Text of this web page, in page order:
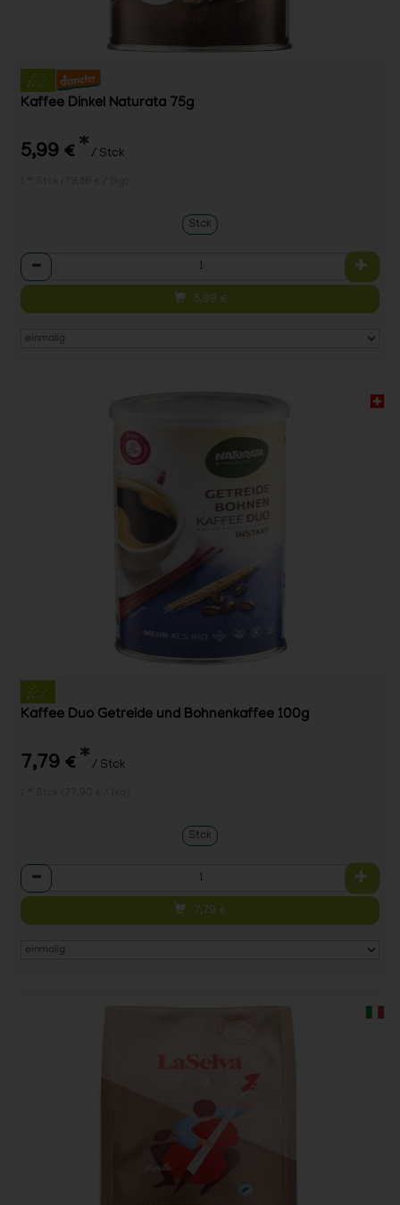
Kaffee Dinkel Naturata 75g
5,99 € * / Stck
Stck
Anzahl
5,99 €
Kaffee Duo Getreide und Bohnenkaffee 100g
7,79 € * / Stck
Stck
Anzahl
7,79 €